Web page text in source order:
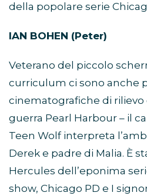
della popolare serie
IAN BOHEN (Peter)
Veterano del piccolo
curriculum ci sono anche
cinematografiche di
guerra Pearl Harbour – il
Teen Wolf interpreta
Derek e padre di Malia. È
Hercules dell’eponima
show, Chicago PD e I